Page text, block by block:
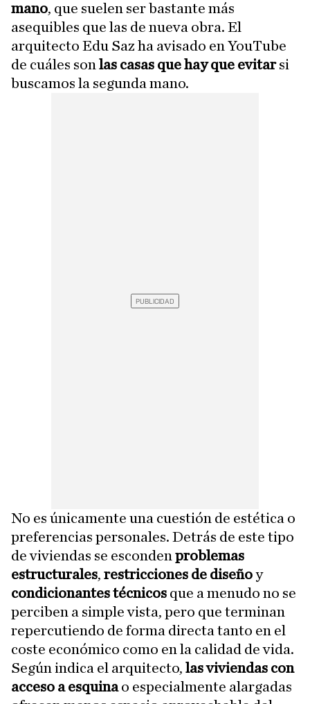
mano, que suelen ser bastante más
asequibles que las de nueva obra. El
arquitecto Edu Saz ha avisado en YouTube
de cuáles son las casas que hay que evitarsi
buscamos la segunda mano.
No es únicamente una cuestión de estética o
preferencias personales. Detrás de este tipo
de viviendas se esconden problemas
estructurales, restricciones de diseñoy
condicionantes técnicos que a menudo no se
perciben a simple vista, pero que terminan
repercutiendo de forma directa tanto en el
coste económico como en la calidad de vida.
Según indica el arquitecto, las viviendas con
acceso a esquinao especialmente alargadas